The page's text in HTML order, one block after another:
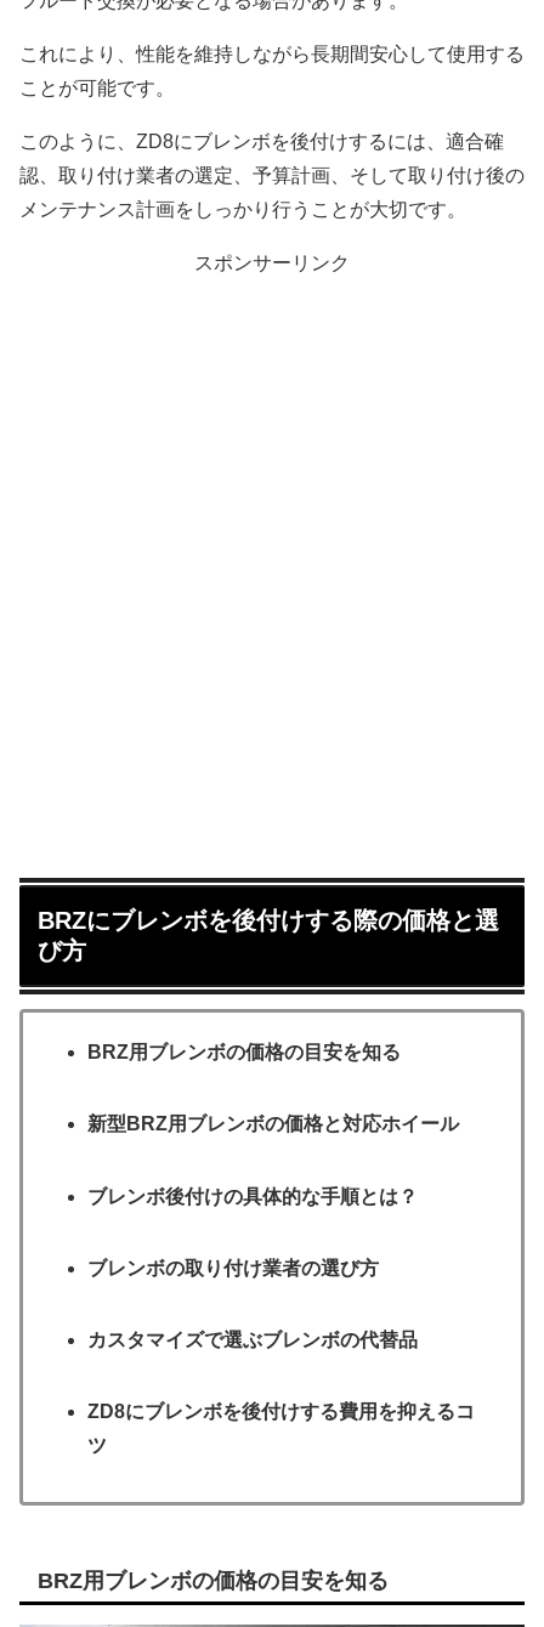
これにより、性能を維持しながら長期間安心して使用する
ことが可能です。
このように、ZD8にブレンボを後付けするには、適合確
認、取り付け業者の選定、予算計画、そして取り付け後の
メンテナンス計画をしっかり行うことが大切です。
スポンサーリンク
BRZにブレンボを後付けする際の価格と選
び方
BRZ用ブレンボの価格の目安を知る
新型BRZ用ブレンボの価格と対応ホイール
ブレンボ後付けの具体的な手順とは？
ブレンボの取り付け業者の選び方
カスタマイズで選ぶブレンボの代替品
ZD8にブレンボを後付けする費用を抑えるコ
ツ
BRZ用ブレンボの価格の目安を知る